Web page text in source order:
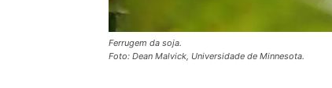
Ferrugem da soja.
Foto: Dean Malvick, Universidade de Minnesota.